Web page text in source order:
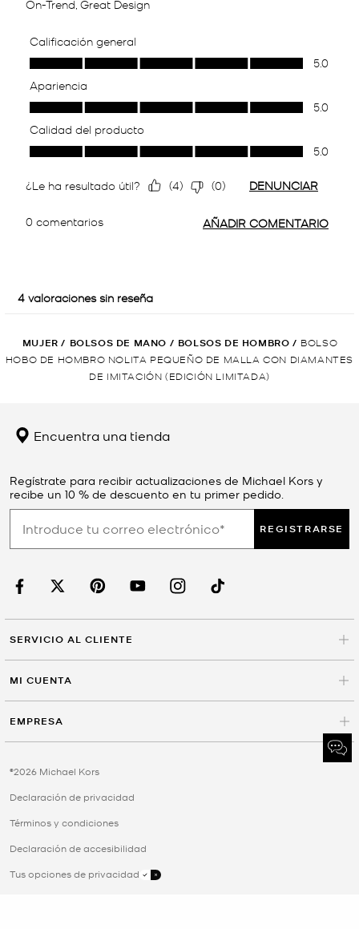
MUJER / BOLSOS DE MANO / BOLSOS DE HOMBRO / BOLSO
HOBO DE HOMBRO NOLITA PEQUEÑO DE MALLA CON DIAMANTES
DE IMITACIÓN (EDICIÓN LIMITADA)
Encuentra una tienda
Regístrate para recibir actualizaciones de Michael Kors y
recibe un 10 % de descuento en tu primer pedido.
REGISTRARSE
SERVICIO AL CLIENTE
MI CUENTA
EMPRESA
©2026 Michael Kors
Declaración de privacidad
Términos y condiciones
Declaración de accesibilidad
Tus opciones de privacidad